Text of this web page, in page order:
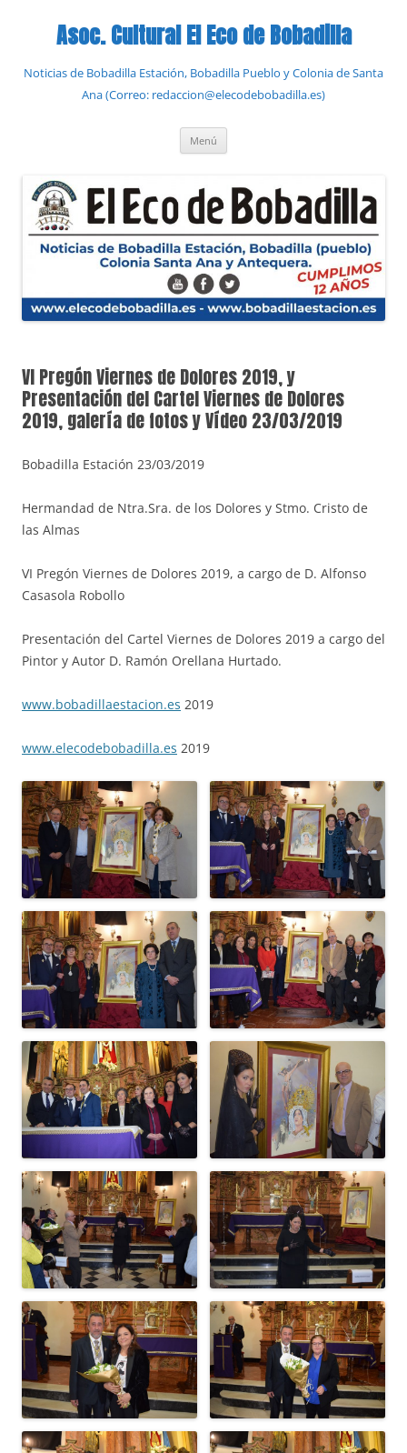
contenidoAsoc. Cultural El Eco de Bobadilla
Noticias de Bobadilla Estación, Bobadilla Pueblo y Colonia de Santa
Ana (Correo: redaccion@elecodebobadilla.es)
Menú
VI Pregón Viernes de Dolores 2019, y
Presentación del Cartel Viernes de Dolores
2019, galería de fotos y Vídeo 23/03/2019
Bobadilla Estación 23/03/2019
Hermandad de Ntra.Sra. de los Dolores y Stmo. Cristo de
las Almas
VI Pregón Viernes de Dolores 2019, a cargo de D. Alfonso
Casasola Robollo
Presentación del Cartel Viernes de Dolores 2019 a cargo del
Pintor y Autor D. Ramón Orellana Hurtado.
www.bobadillaestacion.es 2019
www.elecodebobadilla.es 2019